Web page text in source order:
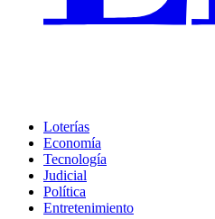
Loterías
Economía
Tecnología
Judicial
Política
Entretenimiento